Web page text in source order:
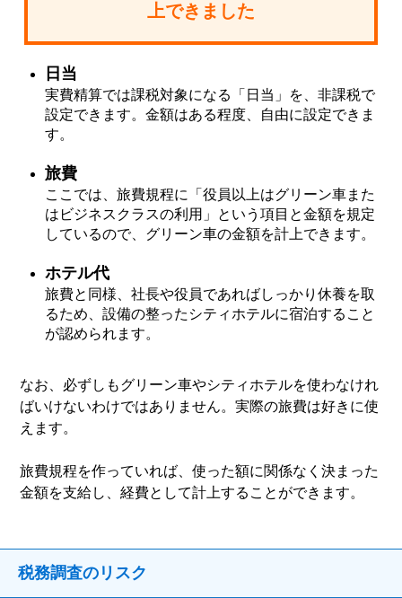
上できました
日当
実費精算では課税対象になる「日当」を、非課税で
設定できます。金額はある程度、自由に設定できま
す。
旅費
ここでは、旅費規程に「役員以上はグリーン車また
はビジネスクラスの利用」という項目と金額を規定
しているので、グリーン車の金額を計上できます。
ホテル代
旅費と同様、社長や役員であればしっかり休養を取
るため、設備の整ったシティホテルに宿泊すること
が認められます。
なお、必ずしもグリーン車やシティホテルを使わなけれ
ばいけないわけではありません。実際の旅費は好きに使
えます。
旅費規程を作っていれば、使った額に関係なく決まった
金額を支給し、経費として計上することができます。
税務調査のリスク